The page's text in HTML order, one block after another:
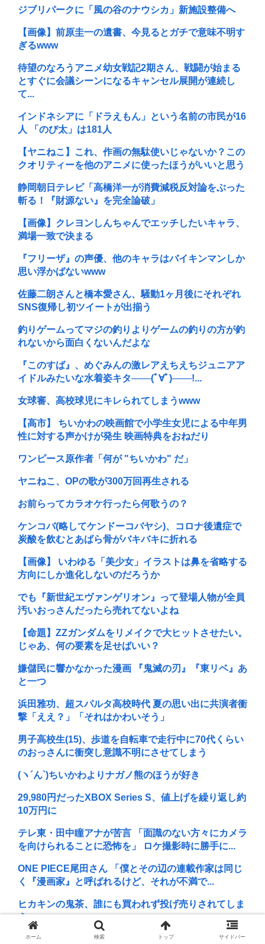
ジブリパークに「風の谷のナウシカ」新施設整備へ
【画像】前原圭一の遺書、今見るとガチで意味不明す
ぎるwww
待望のなろうアニメ幼女戦記2期さん、戦闘が始まる
とすぐに会議シーンになるキャンセル展開が連続し
て...
インドネシアに「ドラえもん」という名前の市民が16
人 「のび太」は181人
【ヤニねこ】これ、作画の無駄使いじゃないか？この
クオリティーを他のアニメに使ったほうがいいと思う
静岡朝日テレビ「高橋洋一が消費減税反対論をぶった
斬る！『財源ない』を完全論破」
【画像】クレヨンしんちゃんでエッチしたいキャラ、
満場一致で決まる
『フリーザ』の声優、他のキャラはバイキンマンしか
思い浮かばないwww
佐藤二朗さんと橋本愛さん、騒動1ヶ月後にそれぞれ
SNS復帰し初ツイートが出揃う
釣りゲームってマジの釣りよりゲームの釣りの方が釣
れないから面白くないんだよな
『このすば』、めぐみんの激レアえちえちジュニアア
イドルみたいな水着姿キタ───(ﾟ∀ﾟ)───!...
女球審、高校球児にキレられてしまうwww
【高市】 ちいかわの映画館で小学生女児による中年男
性に対する声かけが発生 映画特典をおねだり
ワンピース原作者「何が "ちいかわ" だ」
ヤニねこ、OPの歌が300万回再生される
お前らってカラオケ行ったら何歌うの？
ケンコバ(略してケンドーコバヤシ)、コロナ後遺症で
炭酸を飲むとあばら骨がバキバキに折れる
【画像】 いわゆる「美少女」イラストは鼻を省略する
方向にしか進化しないのだろうか
でも『新世紀エヴァンゲリオン』って登場人物が全員
汚いおっさんだったら売れてないよね
【命題】ZZガンダムをリメイクで大ヒットさせたい。
じゃあ、何の要素を足せばいい？
嫌儲民に響かなかった漫画 『鬼滅の刃』『東リベ』あ
と一つ
浜田雅功、超スパルタ高校時代 夏の思い出に共演者衝
撃「ええ？」「それはかわいそう」
男子高校生(15)、歩道を自転車で走行中に70代くらい
のおっさんに衝突し意識不明にさせてしまう
(ヽ´ん`) ちいかわよりナガノ熊のほうが好き
29,980円だったXBOX Series S、値上げを繰り返し約
10万円に
テレ東・田中瞳アナが苦言 「面識のない方々にカメラ
を向けられることに恐怖を」 ロケ撮影時に勝手に...
ONE PIECE尾田さん 「僕とその辺の連載作家は同じ
く『漫画家』と呼ばれるけど、それが不満で...
ヒカキンの鬼茶、誰にも買われず投げ売りされてしま
うwww
ミッチー再婚！57歳でパパに！ 芸能界50代パパ続々
ホーム 検索 トップ サイドバー